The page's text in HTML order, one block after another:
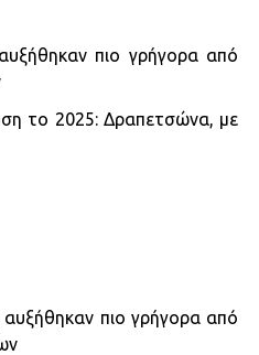
πιο γρήγορα από
το 2025: Δραπετσώνα, με
αυξήθηκαν πιο γρήγορα από